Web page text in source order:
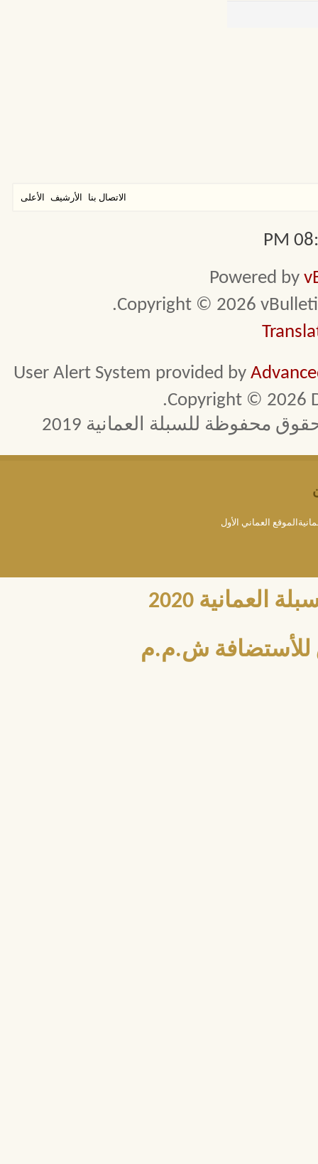
الاتصال بنا الأرشيف الأعلى
Powered by
Copyright © 2026
User Alert System provided by
Copyright © 2026
محفوظة للسبلة العمانية 2019
العماني الأول
2020
للأستضافة ش.م.م